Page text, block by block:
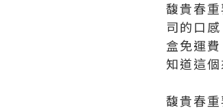
馥貴春
司的口
盒免運
知道這
馥貴春